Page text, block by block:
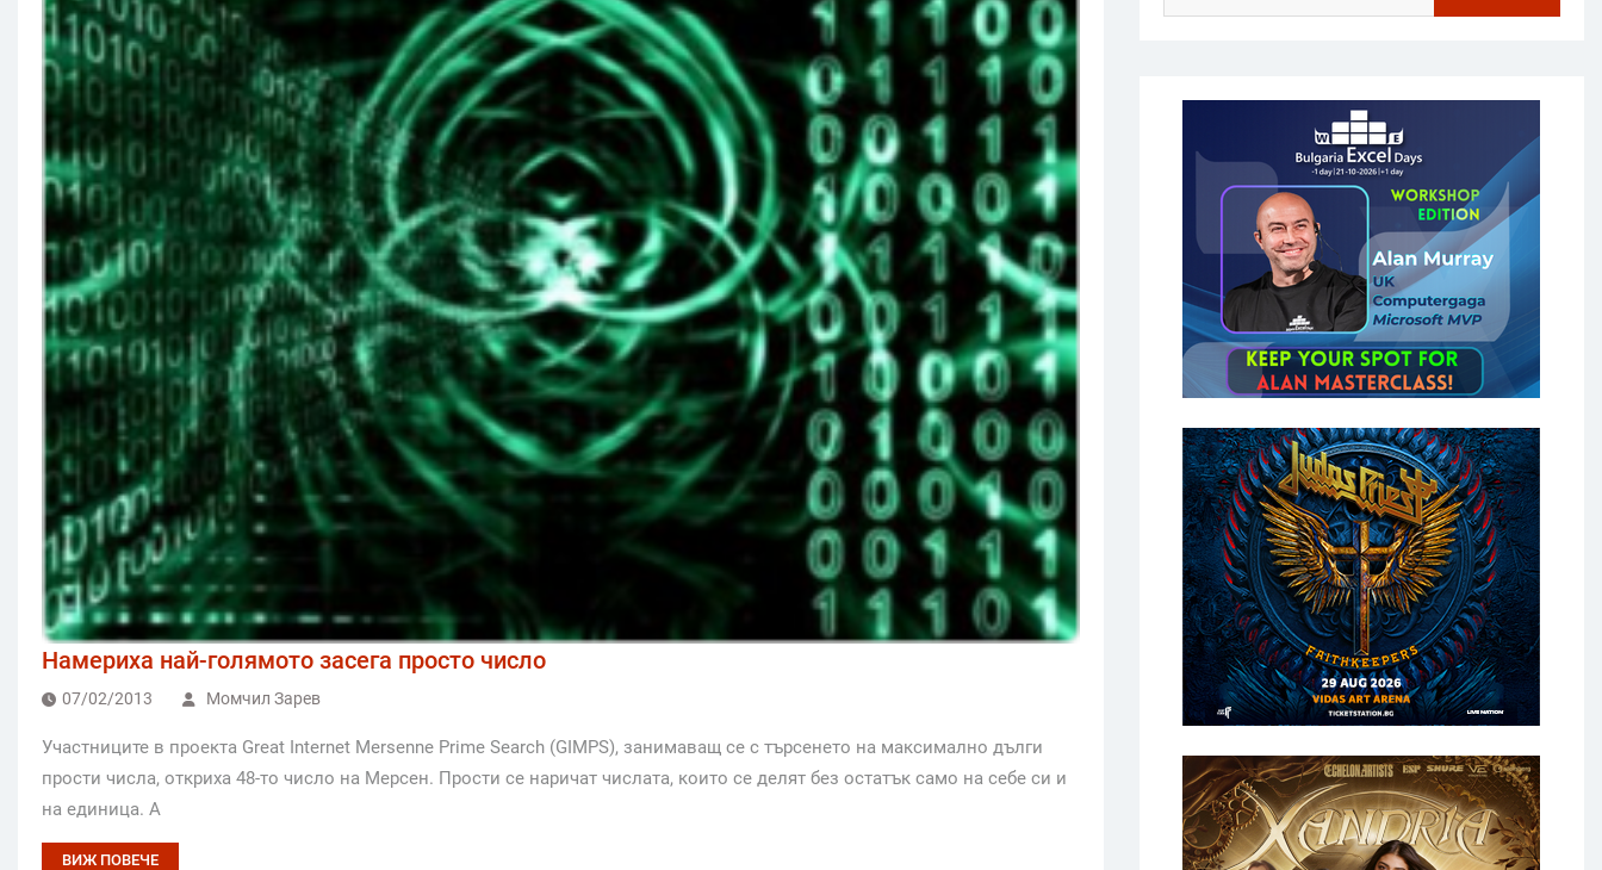
Намериха най-голямото засега просто число
07/02/2013 Момчил Зарев
Участниците в проекта Great Internet Mersenne Prime Search (GIMPS), занимаващ се с търсенето на максимално дълги
прости числа, откриха 48-то число на Мерсен. Прости се наричат числата, които се делят без остатък само на себе си и
на единица. А
ВИЖ ПОВЕЧЕ